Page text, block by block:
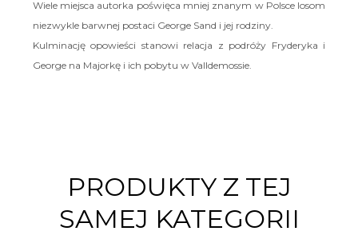
Wiele miejsca autorka poświęca mniej znanym w Polsce losom
niezwykle barwnej postaci George Sand i jej rodziny.
Kulminację opowieści stanowi relacja z podróży Fryderyka i
George na Majorkę i ich pobytu w Valldemossie.
PRODUKTY Z TEJ
SAMEJ KATEGORII